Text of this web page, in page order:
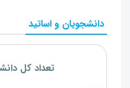
دانشجویان و اساتید
تعداد کل